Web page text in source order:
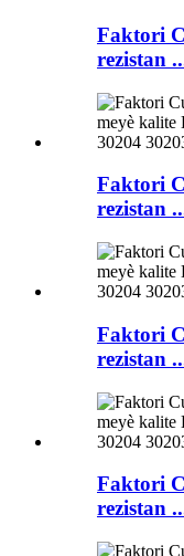
Faktori
rezistan
Faktori
rezistan
Faktori
rezistan
Faktori
rezistan